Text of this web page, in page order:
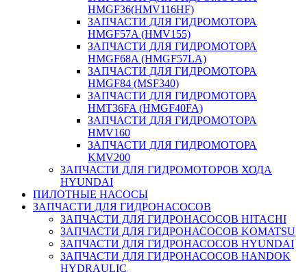
HMGF36(HMV116HF)
ЗАПЧАСТИ ДЛЯ ГИДРОМОТОРА
HMGF57A (HMV155)
ЗАПЧАСТИ ДЛЯ ГИДРОМОТОРА
HMGF68A (HMGF57LA)
ЗАПЧАСТИ ДЛЯ ГИДРОМОТОРА
HMGF84 (MSF340)
ЗАПЧАСТИ ДЛЯ ГИДРОМОТОРА
HMT36FA (HMGF40FA)
ЗАПЧАСТИ ДЛЯ ГИДРОМОТОРА
HMV160
ЗАПЧАСТИ ДЛЯ ГИДРОМОТОРА
KMV200
ЗАПЧАСТИ ДЛЯ ГИДРОМОТОРОВ ХОДА
HYUNDAI
ПИЛОТНЫЕ НАСОСЫ
ЗАПЧАСТИ ДЛЯ ГИДРОНАСОСОВ
ЗАПЧАСТИ ДЛЯ ГИДРОНАСОСОВ HITACHI
ЗАПЧАСТИ ДЛЯ ГИДРОНАСОСОВ KOMATSU
ЗАПЧАСТИ ДЛЯ ГИДРОНАСОСОВ HYUNDAI
ЗАПЧАСТИ ДЛЯ ГИДРОНАСОСОВ HANDOK
HYDRAULIC